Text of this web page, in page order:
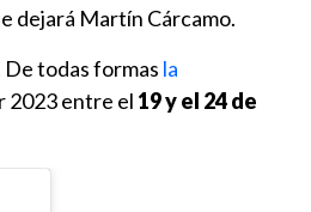
dejará Martín Cárcamo.
De todas formas la
2023 entre el 19 y el 24 de